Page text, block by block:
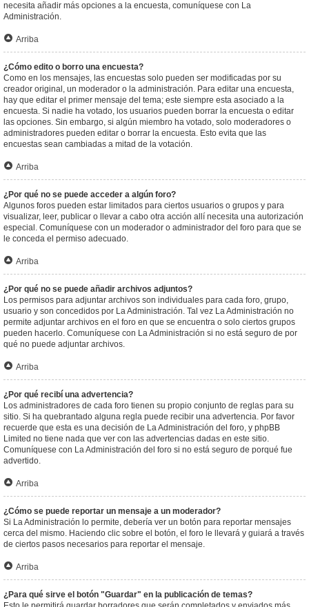
necesita añadir más opciones a la encuesta, comuníquese con La
Administración.
Arriba
¿Cómo edito o borro una encuesta?
Como en los mensajes, las encuestas solo pueden ser modificadas por su
creador original, un moderador o la administración. Para editar una encuesta,
hay que editar el primer mensaje del tema; este siempre esta asociado a la
encuesta. Si nadie ha votado, los usuarios pueden borrar la encuesta o editar
las opciones. Sin embargo, si algún miembro ha votado, solo moderadores o
administradores pueden editar o borrar la encuesta. Esto evita que las
encuestas sean cambiadas a mitad de la votación.
Arriba
¿Por qué no se puede acceder a algún foro?
Algunos foros pueden estar limitados para ciertos usuarios o grupos y para
visualizar, leer, publicar o llevar a cabo otra acción allí necesita una autorización
especial. Comuníquese con un moderador o administrador del foro para que se
le conceda el permiso adecuado.
Arriba
¿Por qué no se puede añadir archivos adjuntos?
Los permisos para adjuntar archivos son individuales para cada foro, grupo,
usuario y son concedidos por La Administración. Tal vez La Administración no
permite adjuntar archivos en el foro en que se encuentra o solo ciertos grupos
pueden hacerlo. Comuníquese con La Administración si no está seguro de por
qué no puede adjuntar archivos.
Arriba
¿Por qué recibí una advertencia?
Los administradores de cada foro tienen su propio conjunto de reglas para su
sitio. Si ha quebrantado alguna regla puede recibir una advertencia. Por favor
recuerde que esta es una decisión de La Administración del foro, y phpBB
Limited no tiene nada que ver con las advertencias dadas en este sitio.
Comuníquese con La Administración del foro si no está seguro de porqué fue
advertido.
Arriba
¿Cómo se puede reportar un mensaje a un moderador?
Si La Administración lo permite, debería ver un botón para reportar mensajes
cerca del mismo. Haciendo clic sobre el botón, el foro le llevará y guiará a través
de ciertos pasos necesarios para reportar el mensaje.
Arriba
¿Para qué sirve el botón "Guardar" en la publicación de temas?